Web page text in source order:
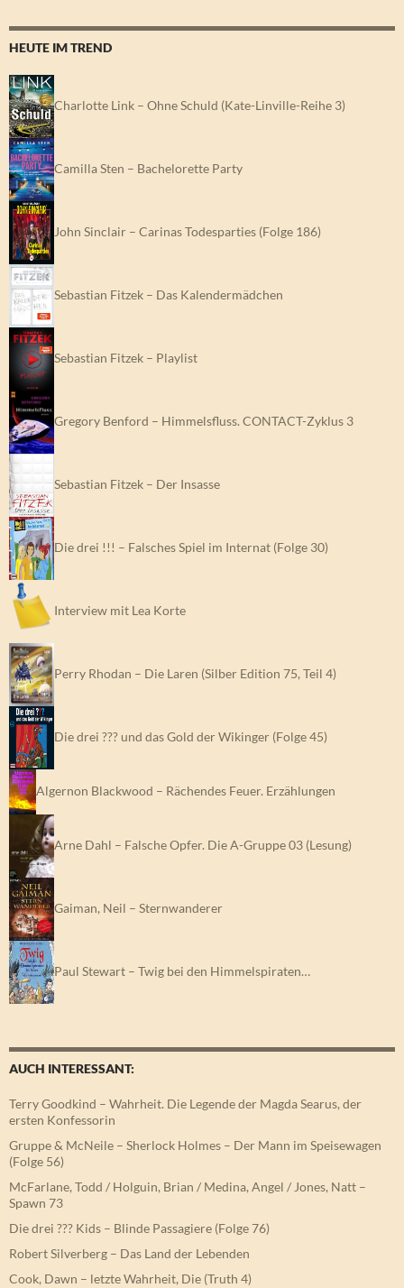
HEUTE IM TREND
Charlotte Link – Ohne Schuld (Kate-Linville-Reihe 3)
Camilla Sten – Bachelorette Party
John Sinclair – Carinas Todesparties (Folge 186)
Sebastian Fitzek – Das Kalendermädchen
Sebastian Fitzek – Playlist
Gregory Benford – Himmelsfluss. CONTACT-Zyklus 3
Sebastian Fitzek – Der Insasse
Die drei !!! – Falsches Spiel im Internat (Folge 30)
Interview mit Lea Korte
Perry Rhodan – Die Laren (Silber Edition 75, Teil 4)
Die drei ??? und das Gold der Wikinger (Folge 45)
Algernon Blackwood – Rächendes Feuer. Erzählungen
Arne Dahl – Falsche Opfer. Die A-Gruppe 03 (Lesung)
Gaiman, Neil – Sternwanderer
Paul Stewart – Twig bei den Himmelspiraten…
AUCH INTERESSANT:
Terry Goodkind – Wahrheit. Die Legende der Magda Searus, der
ersten Konfessorin
Gruppe & McNeile – Sherlock Holmes – Der Mann im Speisewagen
(Folge 56)
McFarlane, Todd / Holguin, Brian / Medina, Angel / Jones, Natt –
Spawn 73
Die drei ??? Kids – Blinde Passagiere (Folge 76)
Robert Silverberg – Das Land der Lebenden
Cook, Dawn – letzte Wahrheit, Die (Truth 4)